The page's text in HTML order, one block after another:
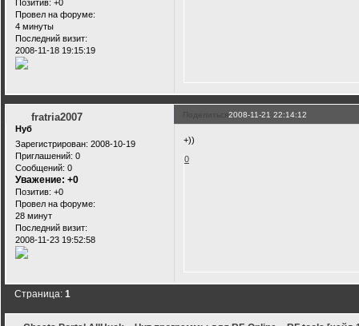
Позитив: +0
Провел на форуме:
4 минуты
Последний визит:
2008-11-18 19:15:19
Поделиться2008-11-21 22:14:12
fratria2007
Нуб
Зарегистрирован: 2008-10-19
Приглашений: 0
Сообщений: 0
Уважение: +0
Позитив: +0
Провел на форуме:
28 минут
Последний визит:
2008-11-23 19:52:58
+))
0
Страница:1